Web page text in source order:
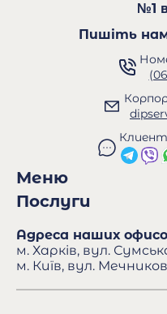
№1
Пишіть
Меню
Послуги
Адреса наших
м. Харків, вул.
м. Київ, вул.